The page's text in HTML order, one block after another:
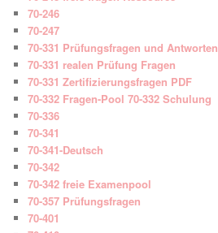
70-246
70-247
70-331 Prüfungsfragen und Antworten
70-331 realen Prüfung Fragen
70-331 Zertifizierungsfragen PDF
70-332 Fragen-Pool 70-332 Schulung
70-336
70-341
70-341-Deutsch
70-342
70-342 freie Examenpool
70-357 Prüfungsfragen
70-401